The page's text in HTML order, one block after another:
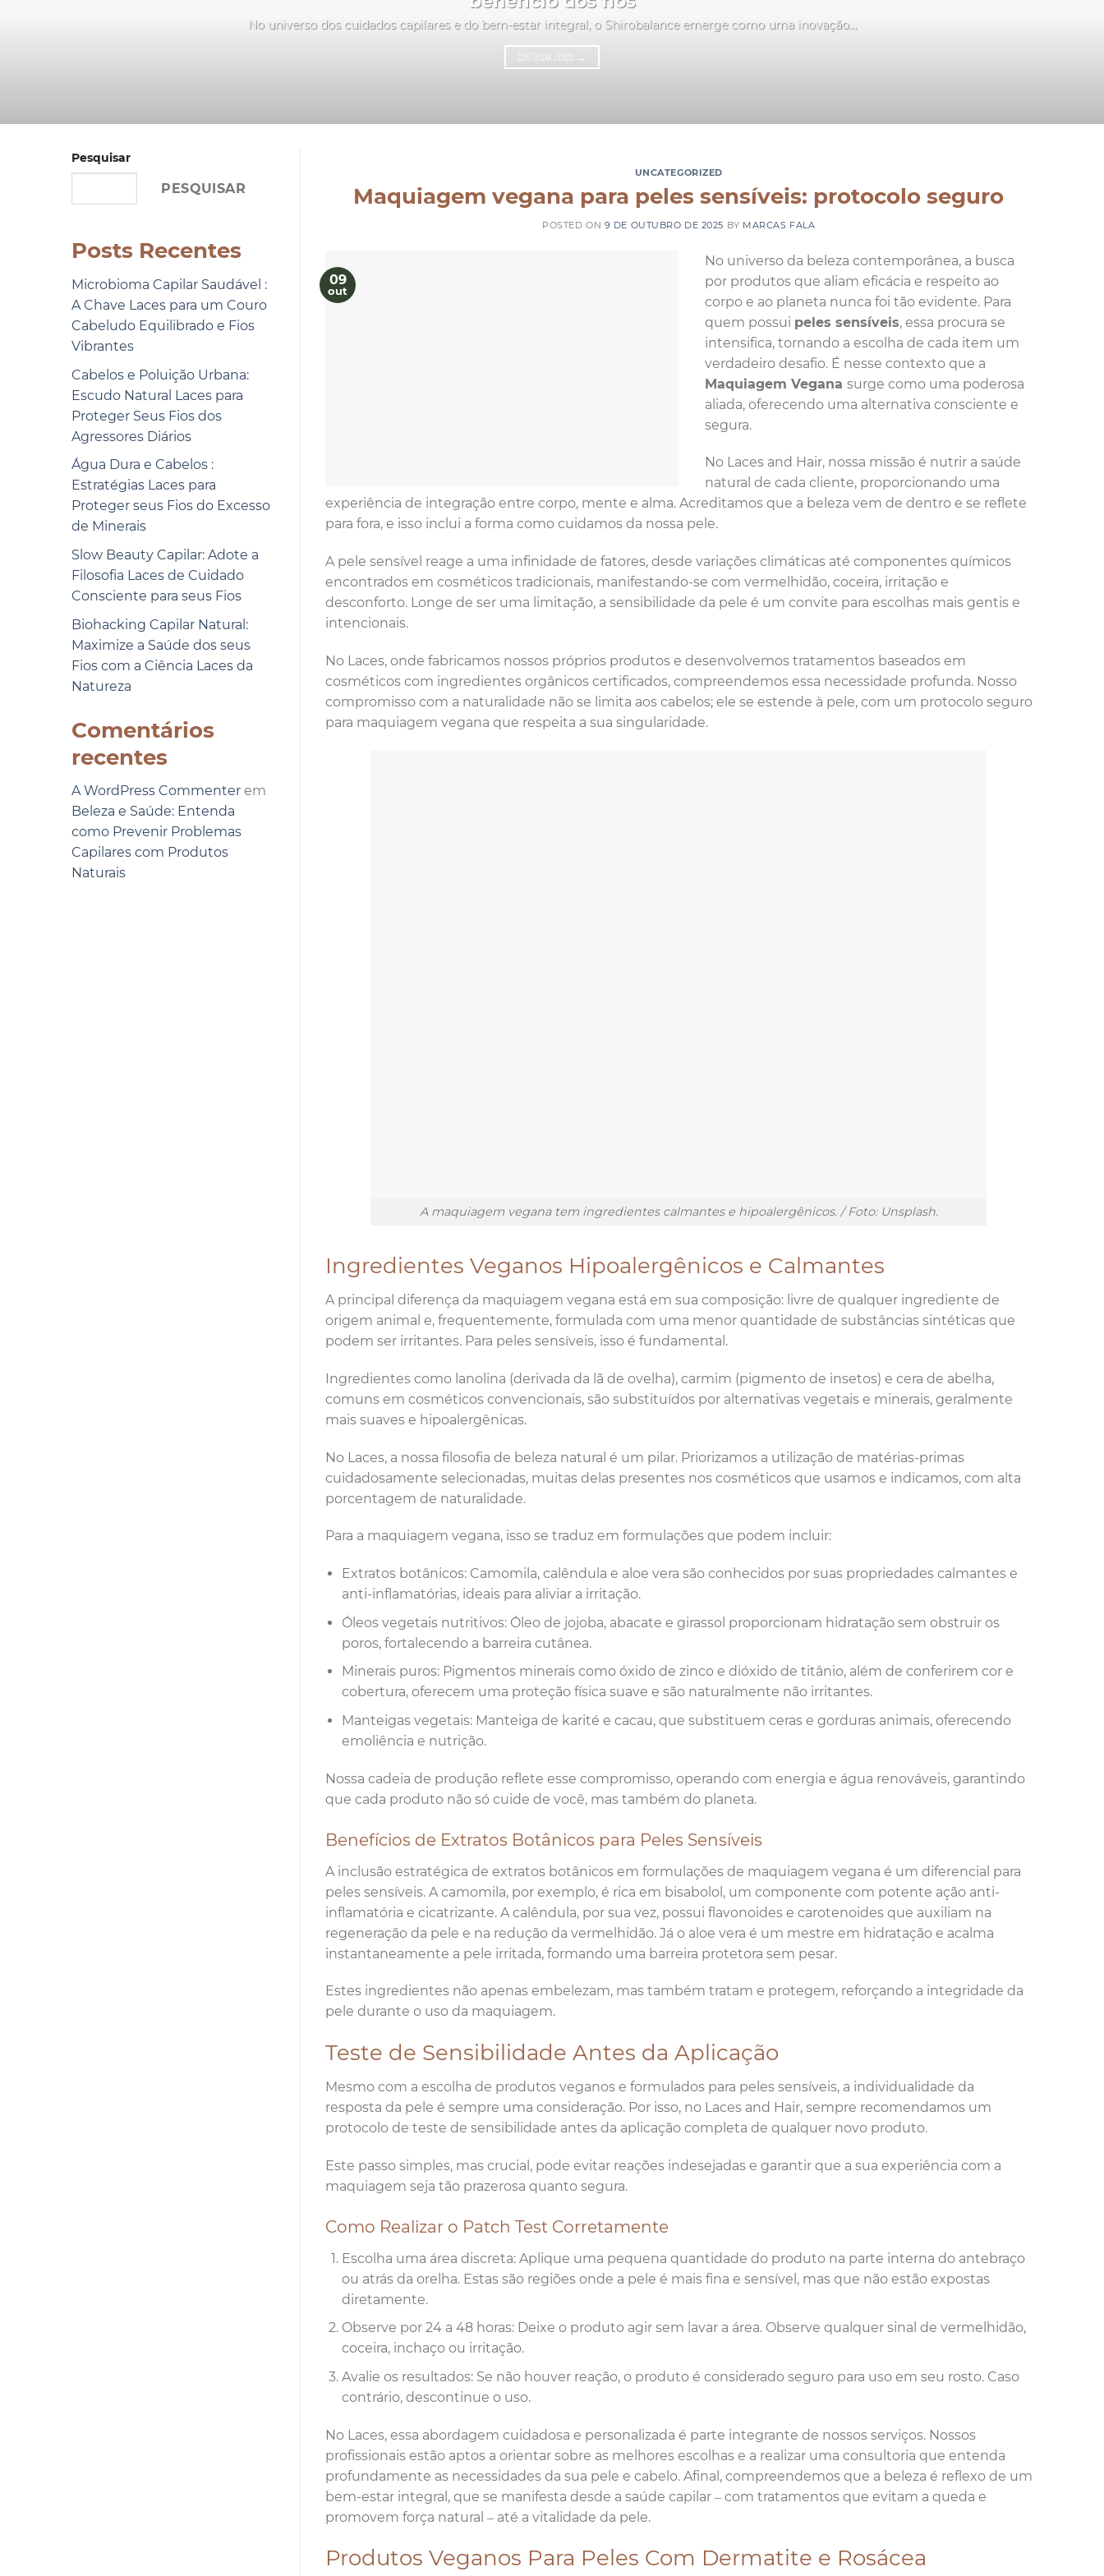
No universo dos cuidados capilares e do bem-estar integral, o Shirobalance emerge como uma inovação...
CONTINUAR LENDO →
Pesquisar
PESQUISAR
Posts Recentes
Microbioma Capilar Saudável :
A Chave Laces para um Couro
Cabeludo Equilibrado e Fios
Vibrantes
Cabelos e Poluição Urbana:
Escudo Natural Laces para
Proteger Seus Fios dos
Agressores Diários
Água Dura e Cabelos :
Estratégias Laces para
Proteger seus Fios do Excesso
de Minerais
Slow Beauty Capilar: Adote a
Filosofia Laces de Cuidado
Consciente para seus Fios
Biohacking Capilar Natural:
Maximize a Saúde dos seus
Fios com a Ciência Laces da
Natureza
Comentários
recentes
A WordPress Commenter em
Beleza e Saúde: Entenda
como Prevenir Problemas
Capilares com Produtos
Naturais
UNCATEGORIZED
Maquiagem vegana para peles sensíveis: protocolo seguro
POSTED ON 9 DE OUTUBRO DE 2025 BY MARCAS FALA
09
out
No universo da beleza contemporânea, a busca
por produtos que aliam eficácia e respeito ao
corpo e ao planeta nunca foi tão evidente. Para
quem possui peles sensíveis, essa procura se
intensifica, tornando a escolha de cada item um
verdadeiro desafio. É nesse contexto que a
Maquiagem Veganasurge como uma poderosa
aliada, oferecendo uma alternativa consciente e
segura.
No Laces and Hair, nossa missão é nutrir a saúde
natural de cada cliente, proporcionando uma
experiência de integração entre corpo, mente e alma. Acreditamos que a beleza vem de dentro e se reflete
para fora, e isso inclui a forma como cuidamos da nossa pele.
A pele sensível reage a uma infinidade de fatores, desde variações climáticas até componentes químicos
encontrados em cosméticos tradicionais, manifestando-se com vermelhidão, coceira, irritação e
desconforto. Longe de ser uma limitação, a sensibilidade da pele é um convite para escolhas mais gentis e
intencionais.
No Laces, onde fabricamos nossos próprios produtos e desenvolvemos tratamentos baseados em
cosméticos com ingredientes orgânicos certificados, compreendemos essa necessidade profunda. Nosso
compromisso com a naturalidade não se limita aos cabelos; ele se estende à pele, com um protocolo seguro
para maquiagem vegana que respeita a sua singularidade.
A maquiagem vegana tem ingredientes calmantes e hipoalergênicos. / Foto: Unsplash.
Ingredientes Veganos Hipoalergênicos e Calmantes
A principal diferença da maquiagem vegana está em sua composição: livre de qualquer ingrediente de
origem animal e, frequentemente, formulada com uma menor quantidade de substâncias sintéticas que
podem ser irritantes. Para peles sensíveis, isso é fundamental.
Ingredientes como lanolina (derivada da lã de ovelha), carmim (pigmento de insetos) e cera de abelha,
comuns em cosméticos convencionais, são substituídos por alternativas vegetais e minerais, geralmente
mais suaves e hipoalergênicas.
No Laces, a nossa filosofia de beleza natural é um pilar. Priorizamos a utilização de matérias-primas
cuidadosamente selecionadas, muitas delas presentes nos cosméticos que usamos e indicamos, com alta
porcentagem de naturalidade.
Para a maquiagem vegana, isso se traduz em formulações que podem incluir:
Extratos botânicos: Camomila, calêndula e aloe vera são conhecidos por suas propriedades calmantes e
anti-inflamatórias, ideais para aliviar a irritação.
Óleos vegetais nutritivos: Óleo de jojoba, abacate e girassol proporcionam hidratação sem obstruir os
poros, fortalecendo a barreira cutânea.
Minerais puros: Pigmentos minerais como óxido de zinco e dióxido de titânio, além de conferirem cor e
cobertura, oferecem uma proteção física suave e são naturalmente não irritantes.
Manteigas vegetais: Manteiga de karité e cacau, que substituem ceras e gorduras animais, oferecendo
emoliência e nutrição.
Nossa cadeia de produção reflete esse compromisso, operando com energia e água renováveis, garantindo
que cada produto não só cuide de você, mas também do planeta.
Benefícios de Extratos Botânicos para Peles Sensíveis
A inclusão estratégica de extratos botânicos em formulações de maquiagem vegana é um diferencial para
peles sensíveis. A camomila, por exemplo, é rica em bisabolol, um componente com potente ação anti-
inflamatória e cicatrizante. A calêndula, por sua vez, possui flavonoides e carotenoides que auxiliam na
regeneração da pele e na redução da vermelhidão. Já o aloe vera é um mestre em hidratação e acalma
instantaneamente a pele irritada, formando uma barreira protetora sem pesar.
Estes ingredientes não apenas embelezam, mas também tratam e protegem, reforçando a integridade da
pele durante o uso da maquiagem.
Teste de Sensibilidade Antes da Aplicação
Mesmo com a escolha de produtos veganos e formulados para peles sensíveis, a individualidade da
resposta da pele é sempre uma consideração. Por isso, no Laces and Hair, sempre recomendamos um
protocolo de teste de sensibilidade antes da aplicação completa de qualquer novo produto.
Este passo simples, mas crucial, pode evitar reações indesejadas e garantir que a sua experiência com a
maquiagem seja tão prazerosa quanto segura.
Como Realizar o Patch Test Corretamente
Escolha uma área discreta: Aplique uma pequena quantidade do produto na parte interna do antebraço
ou atrás da orelha. Estas são regiões onde a pele é mais fina e sensível, mas que não estão expostas
diretamente.
Observe por 24 a 48 horas: Deixe o produto agir sem lavar a área. Observe qualquer sinal de vermelhidão,
coceira, inchaço ou irritação.
Avalie os resultados: Se não houver reação, o produto é considerado seguro para uso em seu rosto. Caso
contrário, descontinue o uso.
No Laces, essa abordagem cuidadosa e personalizada é parte integrante de nossos serviços. Nossos
profissionais estão aptos a orientar sobre as melhores escolhas e a realizar uma consultoria que entenda
profundamente as necessidades da sua pele e cabelo. Afinal, compreendemos que a beleza é reflexo de um
bem-estar integral, que se manifesta desde a saúde capilar – com tratamentos que evitam a queda e
promovem força natural – até a vitalidade da pele.
Produtos Veganos Para Peles Com Dermatite e Rosácea